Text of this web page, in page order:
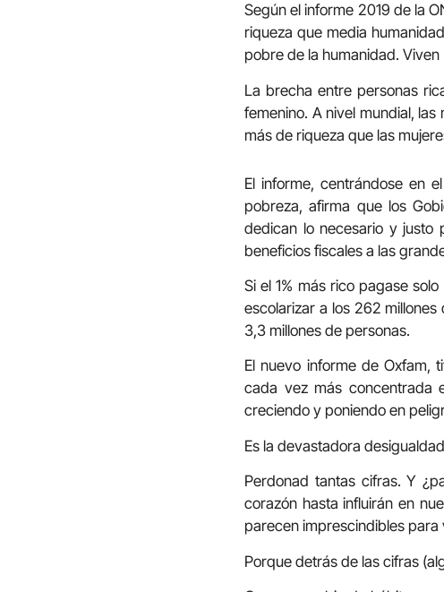
Según el informe 2019 de la
riqueza que media
pobre de la humanidad.
La brecha entre personas
femenino. A nivel mundial,
más de riqueza que las
El informe, centrándose en
pobreza, afirma que los
dedican lo necesario y justo
beneficios fiscales a las
Si el 1% más rico pagase
escolarizar a los 262
3,3 millones de personas.
El nuevo informe de Oxfam,
cada vez más concentrada
creciendo y poniendo en
Es la devastadora
Perdonad tantas cifras. Y
corazón hasta influirán en
parecen imprescindibles para
Porque detrás de las cifras